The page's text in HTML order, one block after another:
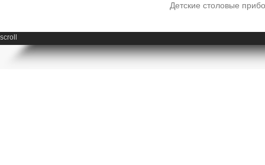
Детские столовые
scroll